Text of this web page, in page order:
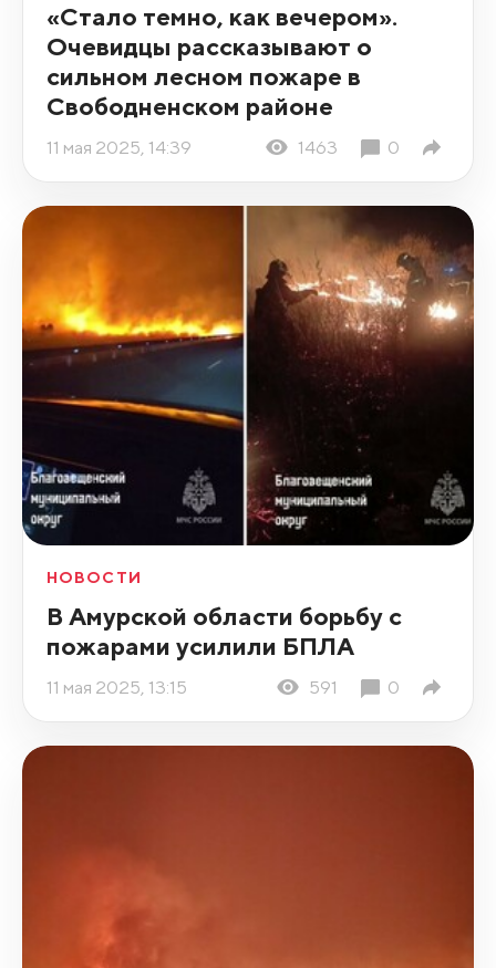
«Стало темно, как вечером».
Очевидцы рассказывают о
сильном лесном пожаре в
Свободненском районе
11 мая 2025, 14:39 1463 0
НОВОСТИ
В Амурской области борьбу с
пожарами усилили БПЛА
11 мая 2025, 13:15 591 0